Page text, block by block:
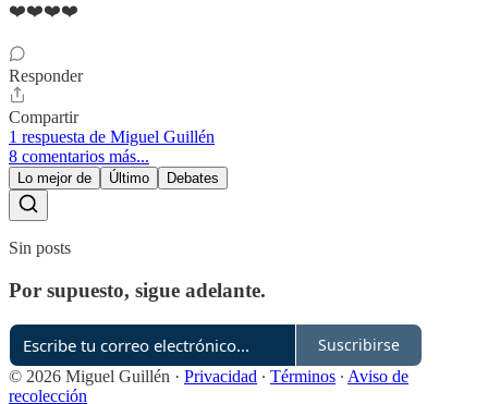
❤️❤️❤️❤️
Responder
Compartir
1 respuesta de Miguel Guillén
8 comentarios más...
Lo mejor de Último Debates
Sin posts
Por supuesto, sigue adelante.
Suscribirse
© 2026 Miguel Guillén · Privacidad ∙ Términos ∙ Aviso de
recolección